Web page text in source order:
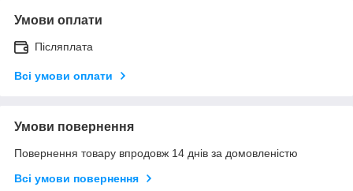
Умови оплати
Післяплата
Всі умови оплати
Умови повернення
Повернення товару впродовж 14 днів за домовленістю
Всі умови повернення